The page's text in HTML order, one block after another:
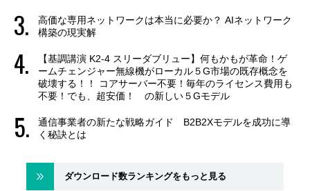
高価な専用ネットワークは本当に必要か？ AIネットワーク
構築の現実解
【基調講演 K2-4 スリーダブリュー】何もかもが革命！ゲ
ームチェンジャー無線機がローカル５G市場の既存概念を
破壊する！！ コアサーバー不要！毎年のライセンス費用も
不要！でも、超安価！ の新しい５Gモデル
通信事業者の新たな戦略ガイド B2B2Xモデルを成功に導
く秘訣とは
ダウンロード数ランキングをもっと見る